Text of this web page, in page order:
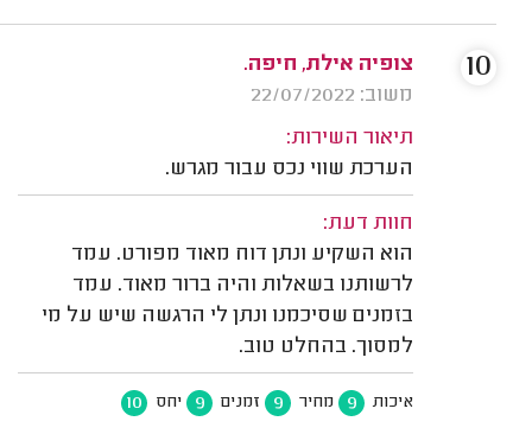
צופיה אילת, חיפה.
משוב: 22/07/2022
תיאור השירות:
הערכת שווי נכס עבור מגרש.
חוות דעת:
הוא השקיע ונתן דוח מאוד מפורט. עמד
לרשותנו בשאלות והיה ברור מאוד. עמד
בזמנים שסיכמנו ונתן לי הרגשה שיש על מי
למסוך. בהחלט טוב.
איכות 9 מחיר 9 זמנים 9 יחס 10
10